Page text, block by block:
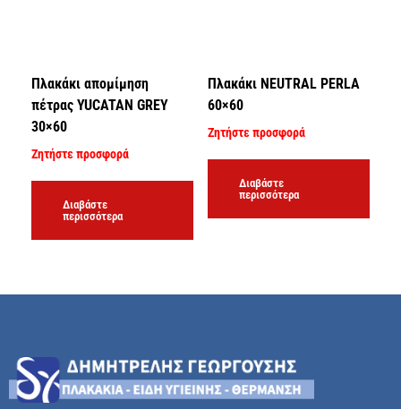
Πλακάκι απομίμηση
πέτρας YUCATAN GREY
30×60
Ζητήστε προσφορά
Διαβάστε
περισσότερα
Πλακάκι NEUTRAL PERLA
60×60
Ζητήστε προσφορά
Διαβάστε
περισσότερα